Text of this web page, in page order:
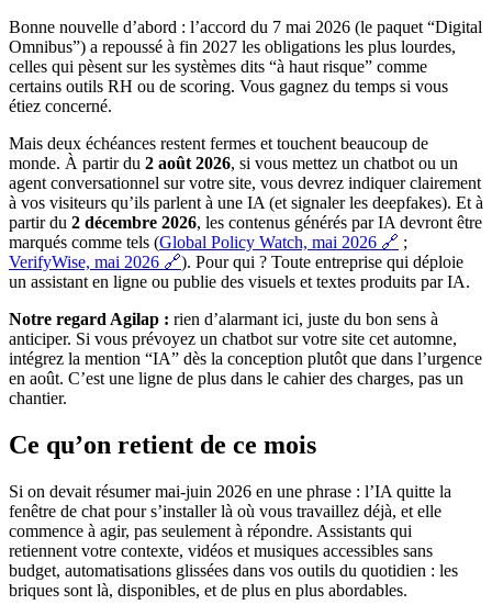
Bonne nouvelle d’abord : l’accord du 7 mai 2026 (le paquet “Digital
Omnibus”) a repoussé à fin 2027 les obligations les plus lourdes,
celles qui pèsent sur les systèmes dits “à haut risque” comme
certains outils RH ou de scoring. Vous gagnez du temps si vous
étiez concerné.
Mais deux échéances restent fermes et touchent beaucoup de
monde. À partir du 2 août 2026, si vous mettez un chatbot ou un
agent conversationnel sur votre site, vous devrez indiquer clairement
à vos visiteurs qu’ils parlent à une IA (et signaler les deepfakes). Et à
partir du 2 décembre 2026, les contenus générés par IA devront être
marqués comme tels (Global Policy Watch, mai 2026 🔗 ;
VerifyWise, mai 2026 🔗). Pour qui ? Toute entreprise qui déploie
un assistant en ligne ou publie des visuels et textes produits par IA.
Notre regard Agilap : rien d’alarmant ici, juste du bon sens à
anticiper. Si vous prévoyez un chatbot sur votre site cet automne,
intégrez la mention “IA” dès la conception plutôt que dans l’urgence
en août. C’est une ligne de plus dans le cahier des charges, pas un
chantier.
Ce qu’on retient de ce mois
Si on devait résumer mai-juin 2026 en une phrase : l’IA quitte la
fenêtre de chat pour s’installer là où vous travaillez déjà, et elle
commence à agir, pas seulement à répondre. Assistants qui
retiennent votre contexte, vidéos et musiques accessibles sans
budget, automatisations glissées dans vos outils du quotidien : les
briques sont là, disponibles, et de plus en plus abordables.